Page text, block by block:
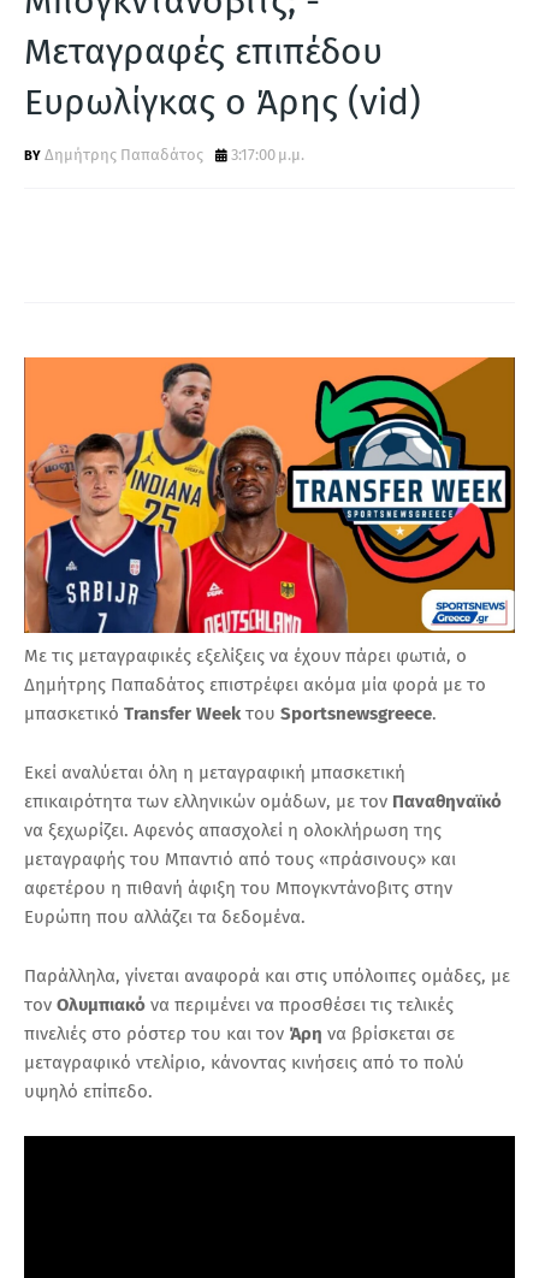
Μεταγραφές επιπέδου
Ευρωλίγκας ο Άρης (vid)
Δημήτρης Παπαδάτος 3:17:00 μ.μ.
Με τις μεταγραφικές εξελίξεις να έχουν πάρει φωτιά, ο
Δημήτρης Παπαδάτος επιστρέφει ακόμα μία φορά με το
μπασκετικό Transfer Week του Sportsnewsgreece.
Εκεί αναλύεται όλη η μεταγραφική μπασκετική
επικαιρότητα των ελληνικών ομάδων, με τον Παναθηναϊκό
να ξεχωρίζει. Αφενός απασχολεί η ολοκλήρωση της
μεταγραφής του Μπαντιό από τους «πράσινους» και
αφετέρου η πιθανή άφιξη του Μπογκντάνοβιτς στην
Ευρώπη που αλλάζει τα δεδομένα.
Παράλληλα, γίνεται αναφορά και στις υπόλοιπες ομάδες, με
τον Ολυμπιακό να περιμένει να προσθέσει τις τελικές
πινελιές στο ρόστερ του και τον Άρη να βρίσκεται σε
μεταγραφικό ντελίριο, κάνοντας κινήσεις από το πολύ
υψηλό επίπεδο.